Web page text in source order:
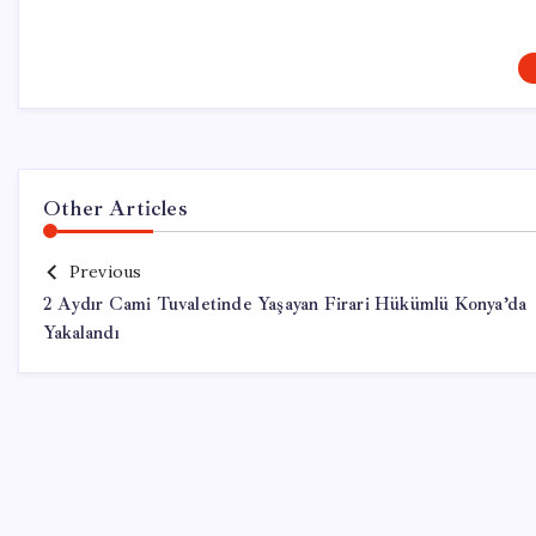
Other Articles
Previous
2 Aydır Cami Tuvaletinde Yaşayan Firari Hükümlü Konya’da
Yakalandı